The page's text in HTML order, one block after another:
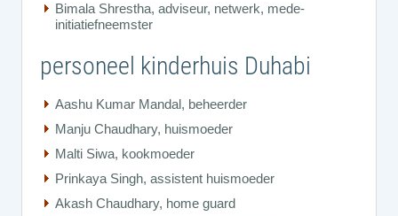
Bimala Shrestha, adviseur, netwerk, mede-
initiatiefneemster
personeel kinderhuis Duhabi
Aashu Kumar Mandal, beheerder
Manju Chaudhary, huismoeder
Malti Siwa, kookmoeder
Prinkaya Singh, assistent huismoeder
Akash Chaudhary, home guard